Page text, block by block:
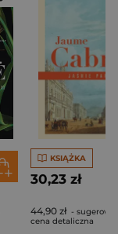
KSIĄŻKA
30,23 zł
44,90 zł -
cena detaliczna